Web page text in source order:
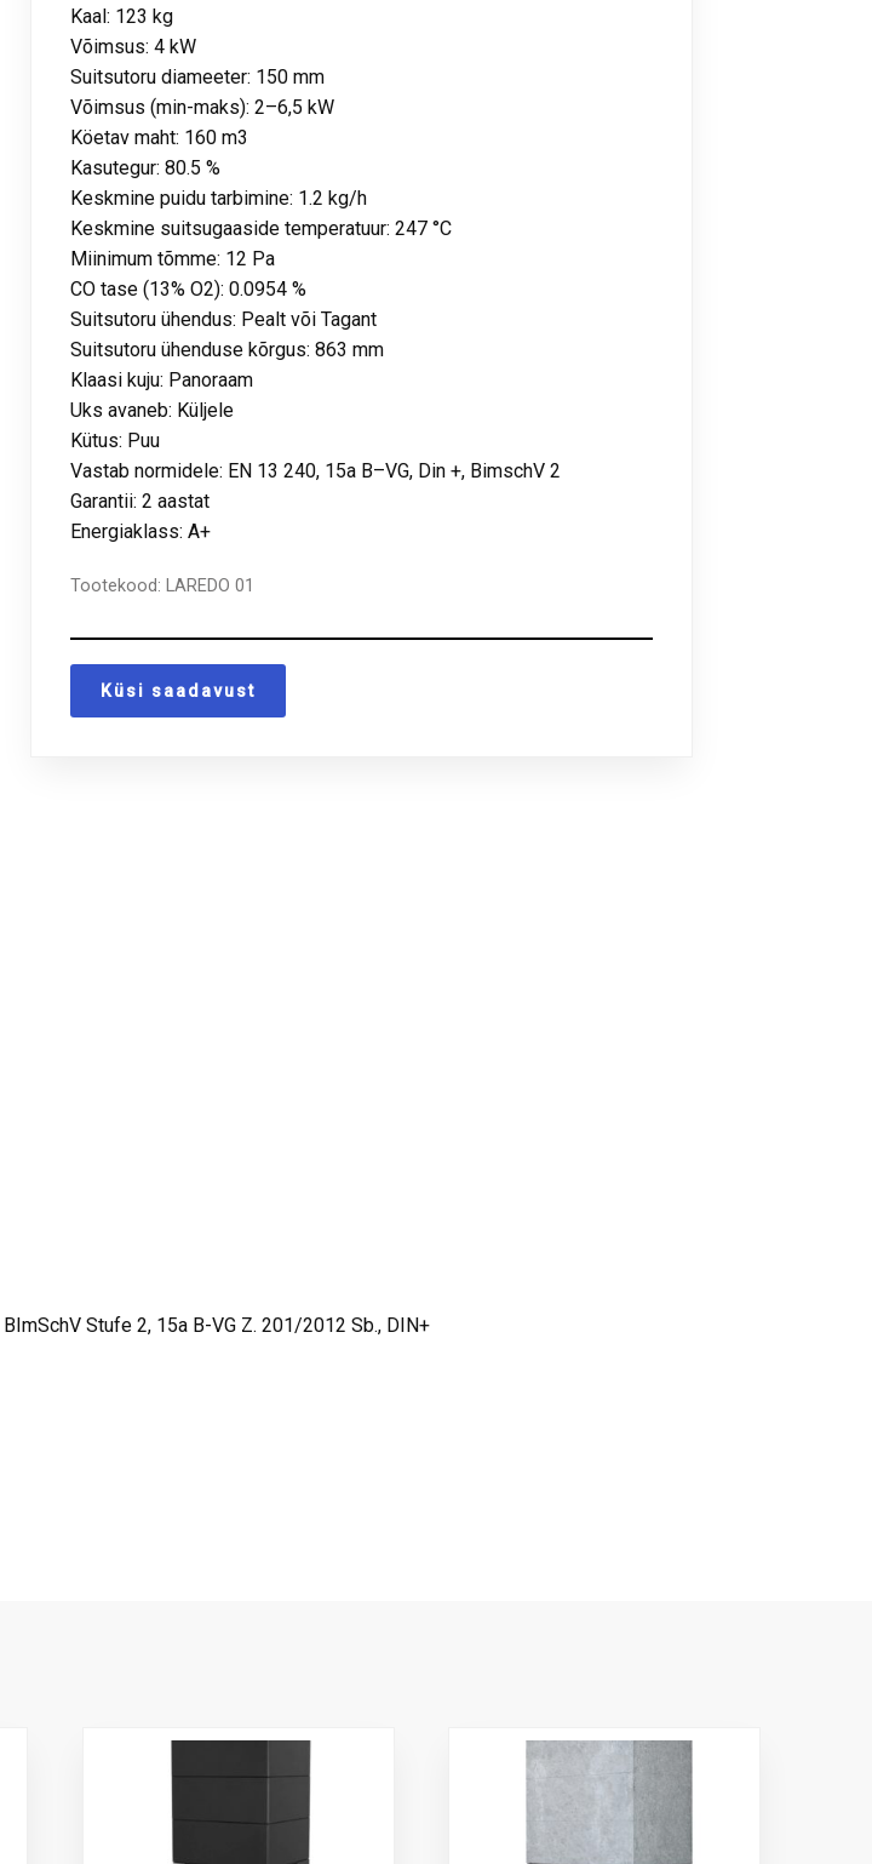
Kaal: 123 kg
Võimsus: 4 kW
Suitsutoru diameeter: 150 mm
Võimsus (min-maks): 2–6,5 kW
Köetav maht: 160 m3
Kasutegur: 80.5 %
Keskmine puidu tarbimine: 1.2 kg/h
Keskmine suitsugaaside temperatuur: 247 °C
Miinimum tõmme: 12 Pa
CO tase (13% O2): 0.0954 %
Suitsutoru ühendus: Pealt või Tagant
Suitsutoru ühenduse kõrgus: 863 mm
Klaasi kuju: Panoraam
Uks avaneb: Küljele
Kütus: Puu
Vastab normidele: EN 13 240, 15a B–VG, Din +, BimschV 2
Garantii: 2 aastat
Energiaklass: A+
Tootekood:LAREDO 01
Küsi saadavust
Stufe 2, 15a B-VG Z. 201/2012 Sb., DIN+